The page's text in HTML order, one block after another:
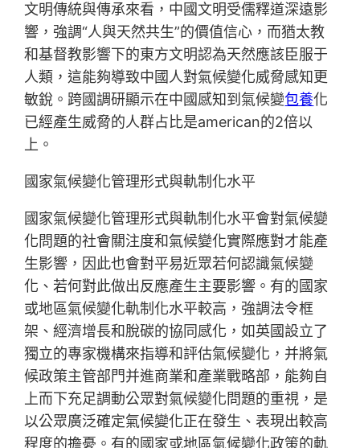
文明傳統與傳承來看，中國文明受儒釋道深遠影
響，強調“人與天然共生”的價值信心，而猶太教
和基督教影響下的東方文明認為天然應該臣服于
人類，這能夠導致中國人對氣候變化威脅感知更
敏銳。跨國調研顯示在中國感知到氣候變包養化
已經產生威脅的人群占比是american的2倍以
上。
國家氣候變化管理形式與軌制化水平
國家氣候變化管理形式與軌制化水平會對氣候變
化問題的社會關注度和氣候變化實際應對才能產
生影響，因此也會對平易近眾若何認識氣候變
化、若何對此做出反應產生主要影響。有的國家
或地區氣候變化軌制化水平較高，強調法令框
架、經濟增長和脫碳的協同感化，如英國設立了
獨立的專家機構來指導和評估氣候變化，并將氣
候政策主管部門并進商業和產業戰略部，能夠自
上而下充足調動公眾對氣候變化問題的重視，是
以公眾廣泛確定氣候變化正在發生、表現出較高
程度的擔憂。有的國家或地區氣候變化政策的軌